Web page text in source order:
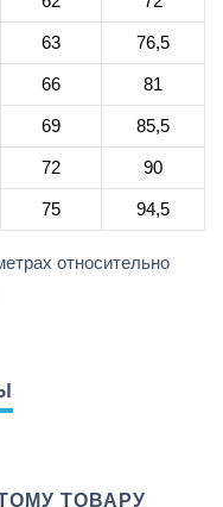
63 76,5
66 81
69 85,5
72 90
75 94,5
относительно
ТОВАРУ